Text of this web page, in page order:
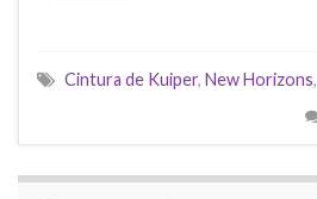
Cintura de Kuiper, New Horizons,